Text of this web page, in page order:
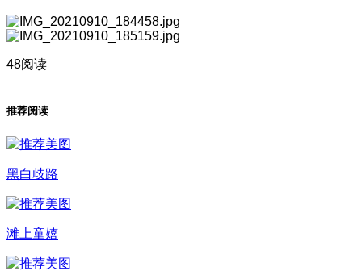
48阅读
推荐阅读
黑白歧路
滩上童嬉